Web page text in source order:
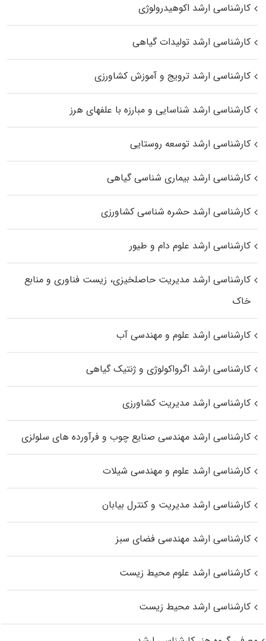
کارشناسی ارشد اکوهیدرولوژی
کارشناسی ارشد تولیدات گیاهی
کارشناسی ارشد ترویج و آموزش کشاورزی
کارشناسی ارشد شناسایی و مبارزه با علفهای هرز
کارشناسی ارشد توسعه روستایی
کارشناسی ارشد بیماری‌ شناسی گیاهی
کارشناسی ارشد حشره‌ شناسی کشاورزی
کارشناسی ارشد علوم دام و طیور
کارشناسی ارشد مدیریت حاصلخیزی، زیست فناوری و منابع
خاک
کارشناسی ارشد علوم و مهندسی آب
کارشناسی ارشد اگرواکولوژی و ژنتیک گیاهی
کارشناسی ارشد مدیریت کشاورزی
کارشناسی ارشد مهندسی صنایع چوب و فرآورده‌ های سلولزی
کارشناسی ارشد علوم و مهندسی شیلات
کارشناسی ارشد مدیریت و کنترل بیابان
کارشناسی ارشد مهندسی فضای سبز
کارشناسی ارشد علوم محیط‌ زیست
کارشناسی ارشد محیط زیست